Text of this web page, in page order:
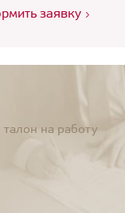
заявку
на работу